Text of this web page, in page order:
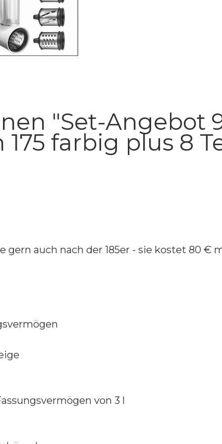
"Set-Angebot
farbig plus 8
gern auch nach der 185er - sie kostet 80 €
von 3 l